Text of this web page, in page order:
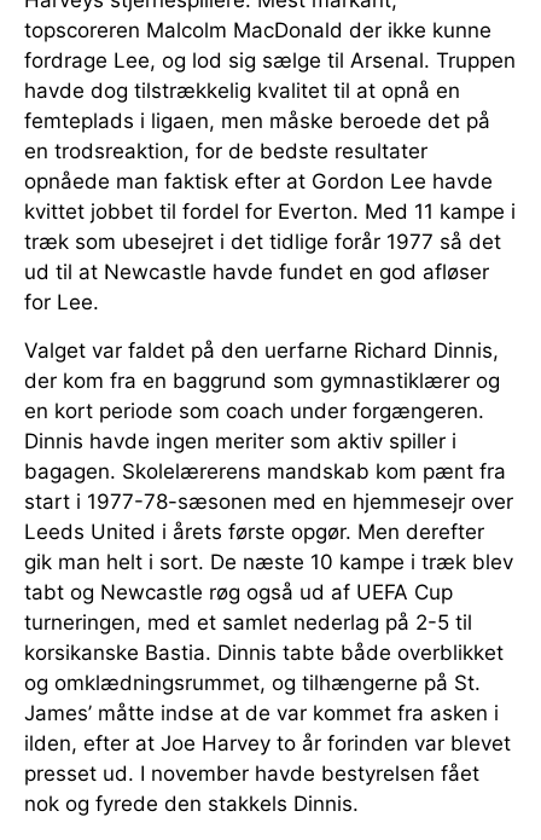
topscoreren Malcolm MacDonald der ikke kunne
fordrage Lee, og lod sig sælge til Arsenal. Truppen
havde dog tilstrækkelig kvalitet til at opnå en
femteplads i ligaen, men måske beroede det på
en trodsreaktion, for de bedste resultater
opnåede man faktisk efter at Gordon Lee havde
kvittet jobbet til fordel for Everton. Med 11 kampe i
træk som ubesejret i det tidlige forår 1977 så det
ud til at Newcastle havde fundet en god afløser
for Lee.
Valget var faldet på den uerfarne Richard Dinnis,
der kom fra en baggrund som gymnastiklærer og
en kort periode som coach under forgængeren.
Dinnis havde ingen meriter som aktiv spiller i
bagagen. Skolelærerens mandskab kom pænt fra
start i 1977-78-sæsonen med en hjemmesejr over
Leeds United i årets første opgør. Men derefter
gik man helt i sort. De næste 10 kampe i træk blev
tabt og Newcastle røg også ud af UEFA Cup
turneringen, med et samlet nederlag på 2-5 til
korsikanske Bastia. Dinnis tabte både overblikket
og omklædningsrummet, og tilhængerne på St.
James’ måtte indse at de var kommet fra asken i
ilden, efter at Joe Harvey to år forinden var blevet
presset ud. I november havde bestyrelsen fået
nok og fyrede den stakkels Dinnis.